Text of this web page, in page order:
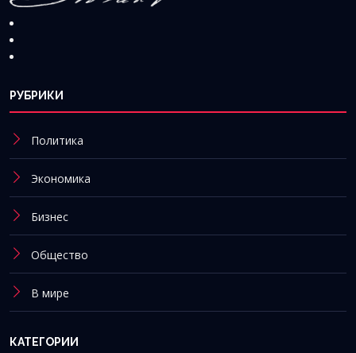
РУБРИКИ
Политика
Экономика
Бизнес
Общество
В мире
КАТЕГОРИИ